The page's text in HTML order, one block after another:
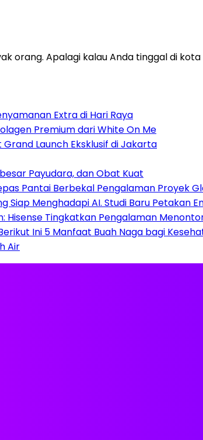
orang. Apalagi kalau Anda tinggal di
Extra di Hari Raya
Premium dari White On Me
Launch Eksklusif di Jakarta
Payudara, dan Obat Kuat
Pantai Berbekal Pengalaman Proyek
Siap Menghadapi AI. Studi Baru Petakan
Tingkatkan Pengalaman
Ini 5 Manfaat Buah Naga bagi
Air